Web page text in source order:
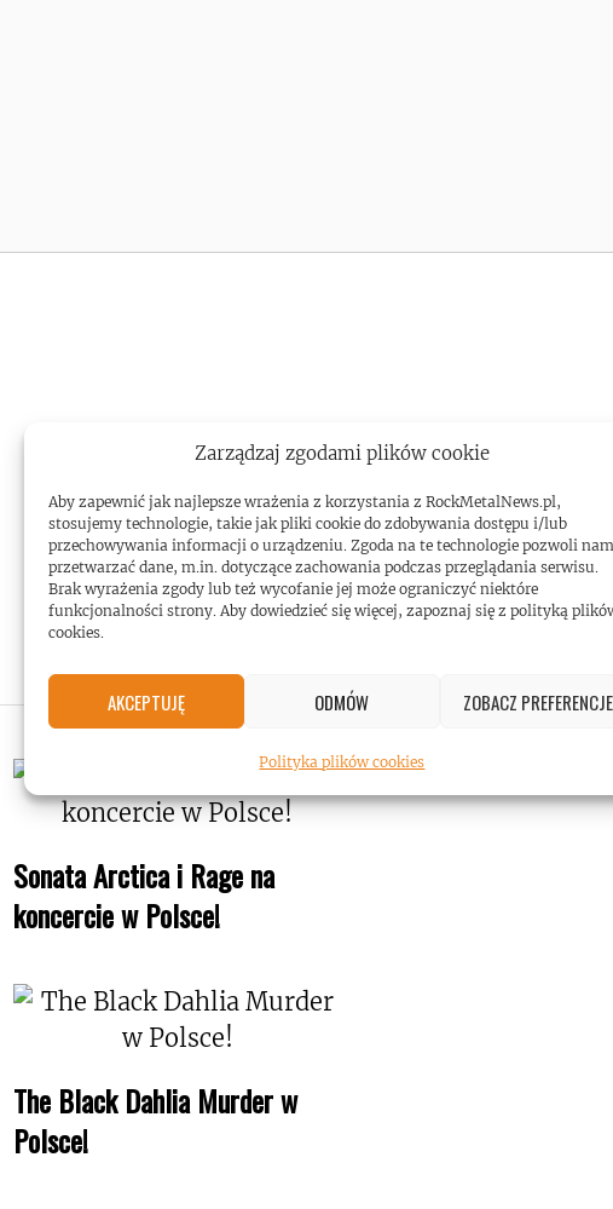
Zarządzaj zgodami plików cookie
Aby zapewnić jak najlepsze wrażenia z korzystania z RockMetalNews.pl,
stosujemy technologie, takie jak pliki cookie do zdobywania dostępu i/lub
przechowywania informacji o urządzeniu. Zgoda na te technologie pozwoli nam
przetwarzać dane, m.in. dotyczące zachowania podczas przeglądania serwisu.
Brak wyrażenia zgody lub też wycofanie jej może ograniczyć niektóre
funkcjonalności strony. Aby dowiedzieć się więcej, zapoznaj się z polityką
cookies.
AKCEPTUJĘ ODMÓW ZOBACZ PREFERENCJE
Polityka plików cookies
Sonata Arctica i Rage na
koncercie w Polsce!
The Black Dahlia Murder w
Polsce!